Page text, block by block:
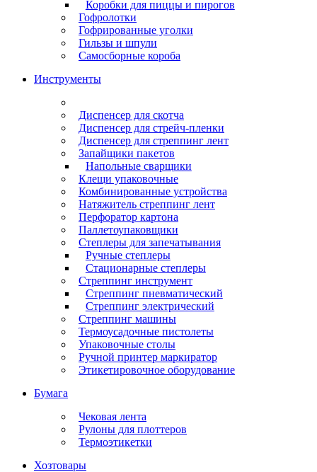
Коробки для пиццы и пирогов
Гофролотки
Гофрированные уголки
Гильзы и шпули
Самосборные короба
Инструменты
Диспенсер для скотча
Диспенсер для стрейч-пленки
Диспенсер для стреппинг лент
Запайщики пакетов
Напольные сварщики
Клещи упаковочные
Комбинированные устройства
Натяжитель стреппинг лент
Перфоратор картона
Паллетоупаковщики
Степлеры для запечатывания
Ручные степлеры
Стационарные степлеры
Стреппинг инструмент
Стреппинг пневматический
Стреппинг электрический
Стреппинг машины
Термоусадочные пистолеты
Упаковочные столы
Ручной принтер маркиратор
Этикетировочное оборудование
Бумага
Чековая лента
Рулоны для плоттеров
Термоэтикетки
Хозтовары